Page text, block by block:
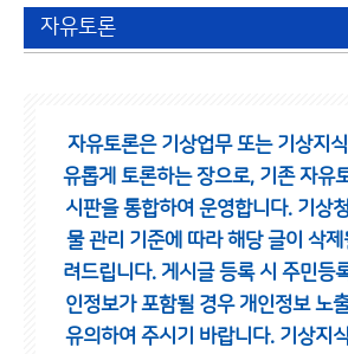
자유토론
자유토론은 기상업무 또는 기상지
유롭게 토론하는 장으로, 기존 자유
시판을 통합하여 운영합니다. 기상
물 관리 기준에 따라 해당 글이 삭
려드립니다. 게시글 등록 시 주민등
인정보가 포함될 경우 개인정보 노
유의하여 주시기 바랍니다. 기상지